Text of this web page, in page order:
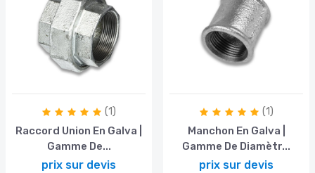
(1)
Raccord Union En Galva |
Gamme De...
prix sur devis
(1)
Manchon En Galva |
Gamme De Diamètr...
prix sur devis